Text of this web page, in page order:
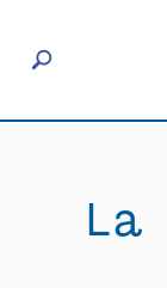
ÉditeursLa